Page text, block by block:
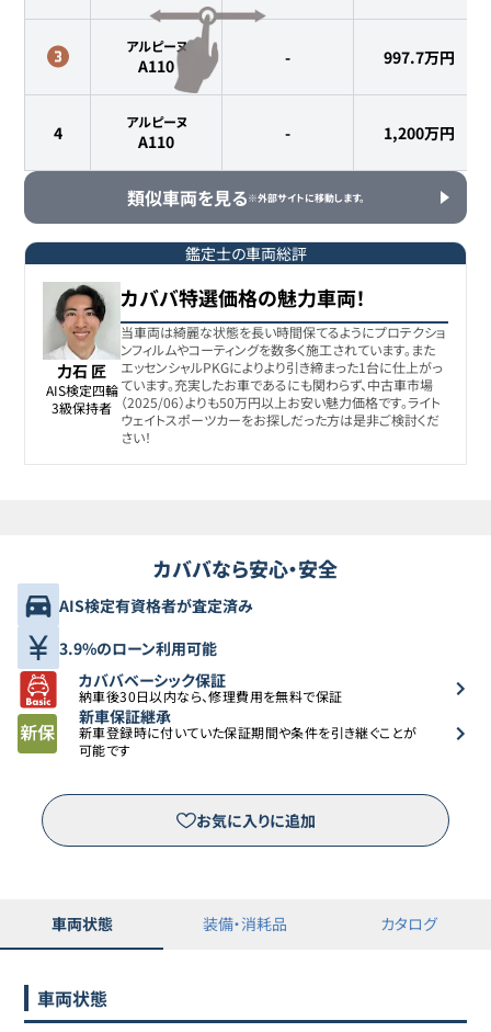
アルピーヌ
A110 - 997.7万円
4
アルピーヌ
A110 - 1,200万円
類似車両を見る※外部サイトに移動します。
鑑定士の車両総評
力石 匠
AIS検定四輪
3級保持者
カババ特選価格の魅力車両！
当車両は綺麗な状態を長い時間保てるようにプロテクショ
ンフィルムやコーティングを数多く施工されています。また
エッセンシャルPKGによりより引き締まった1台に仕上がっ
ています。充実したお車であるにも関わらず、中古車市場
（2025/06）よりも50万円以上お安い魅力価格です。ライト
ウェイトスポーツカーをお探しだった方は是非ご検討くだ
さい！
カババなら安心・安全
AIS検定有資格者が査定済み
3.9%のローン利用可能
カババベーシック保証
納車後30日以内なら、修理費用を無料で保証
新車保証継承
新車登録時に付いていた保証期間や条件を引き継ぐことが
可能です
お気に入りに追加
車両状態 装備・消耗品 カタログ
車両状態